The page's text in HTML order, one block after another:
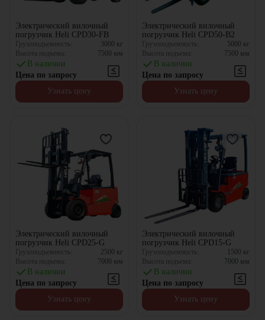
Электрический вилочный
погрузчик Heli CPD30-FB
Грузоподъемность: 3000 кг
Высота подъема:
7500 мм
В наличии
Цена по запросу
Узнать цену
Электрический вилочный
погрузчик Heli CPD50-B2
Грузоподъемность: 5000 кг
Высота подъема:
7500 мм
В наличии
Цена по запросу
Узнать цену
Электрический вилочный
погрузчик Heli CPD25-G
Грузоподъемность: 2500 кг
Высота подъема:
7000 мм
В наличии
Цена по запросу
Узнать цену
Электрический вилочный
погрузчик Heli CPD15-G
Грузоподъемность: 1500 кг
Высота подъема:
7000 мм
В наличии
Цена по запросу
Узнать цену